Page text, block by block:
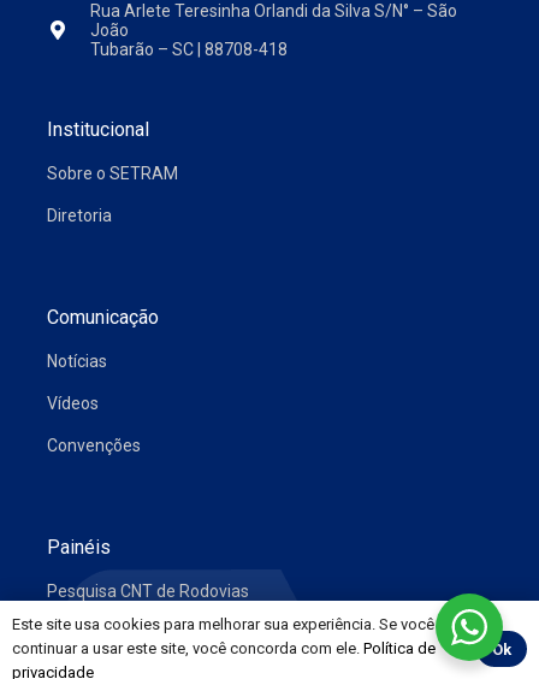
Rua Arlete Teresinha Orlandi da Silva S/N° – São
João
Tubarão – SC | 88708-418
Institucional
Sobre o SETRAM
Diretoria
Comunicação
Notícias
Vídeos
Convenções
Painéis
Pesquisa CNT de Rodovias
Preço de Combustíveis e Derivados do Petróleo
Este site usa cookies para melhorar sua experiência. Se você
continuar a usar este site, você concorda com ele. Política de
privacidade
Ok